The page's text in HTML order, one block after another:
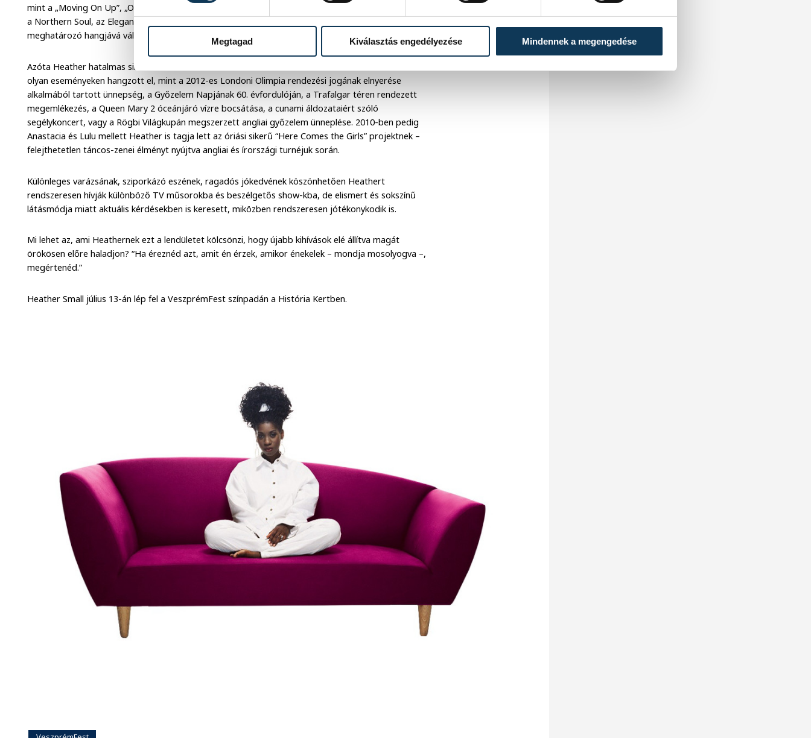
Megtagad Kiválasztás engedélyezése Mindennek a megengedése
mint a „Moving On Up”, „One Night In Heaven” és a „Search For The Hero”, illetve albumaikkal, mint
a Northern Soul, az Elegant Slumming, a Bizarre Fruit és a Fresco – Heather a ‘90-es évek egyik
meghatározó hangjává vált.
Azóta Heather hatalmas sikert ért el két szóló albumával is. Proud című albumának címadó dala
olyan eseményeken hangzott el, mint a 2012-es Londoni Olimpia rendezési jogának elnyerése
alkalmából tartott ünnepség, a Győzelem Napjának 60. évfordulóján, a Trafalgar téren rendezett
megemlékezés, a Queen Mary 2 óceánjáró vízre bocsátása, a cunami áldozataiért szóló
segélykoncert, vagy a Rögbi Világkupán megszerzett angliai győzelem ünneplése. 2010-ben pedig
Anastacia és Lulu mellett Heather is tagja lett az óriási sikerű “Here Comes the Girls” projektnek –
felejthetetlen táncos-zenei élményt nyújtva angliai és írországi turnéjuk során.
Különleges varázsának, sziporkázó eszének, ragadós jókedvének köszönhetően Heathert
rendszeresen hívják különböző TV műsorokba és beszélgetős show-kba, de elismert és sokszínű
látásmódja miatt aktuális kérdésekben is keresett, miközben rendszeresen jótékonykodik is.
Mi lehet az, ami Heathernek ezt a lendületet kölcsönzi, hogy újabb kihívások elé állítva magát
örökösen előre haladjon? “Ha éreznéd azt, amit én érzek, amikor énekelek – mondja mosolyogva –,
megértenéd.”
Heather Small július 13-án lép fel a VeszprémFest színpadán a História Kertben.